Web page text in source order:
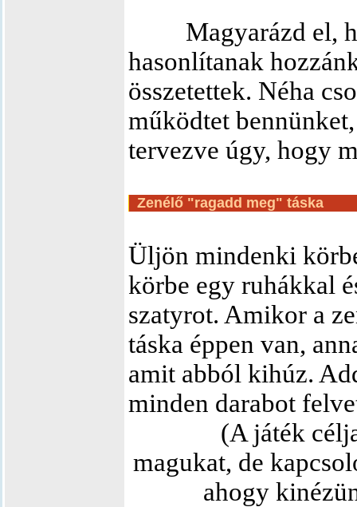
Magyarázd el,
hasonlítanak
összetettek. Néha
működtet
tervezve úgy, hogy
Zenélő "ragadd meg" táska
Üljön mindenki
körbe egy ruhákkal
szatyrot. Amikor a
táska éppen van,
amit abból kihúz.
minden darabot
(A játék
magukat, de
ahogy